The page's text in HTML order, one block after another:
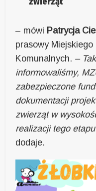
– mówi Patrycja
prasowy Miejskiego
Komunalnych. –
informowaliśmy,
zabezpieczone
dokumentacji
zwierząt w
realizacji tego
dodaje.